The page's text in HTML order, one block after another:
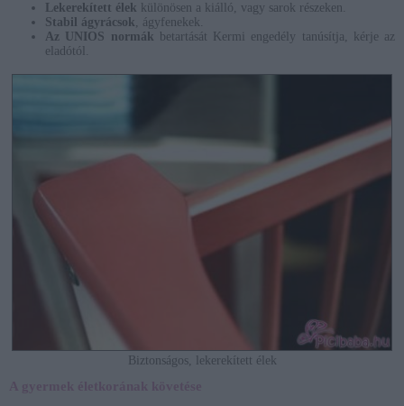
Lekerekített élek különösen a kiálló, vagy sarok részeken.
Stabil ágyrácsok, ágyfenekek.
Az UNIOS normák betartását Kermi engedély tanúsítja, kérje az
eladótól.
Biztonságos, lekerekített élek